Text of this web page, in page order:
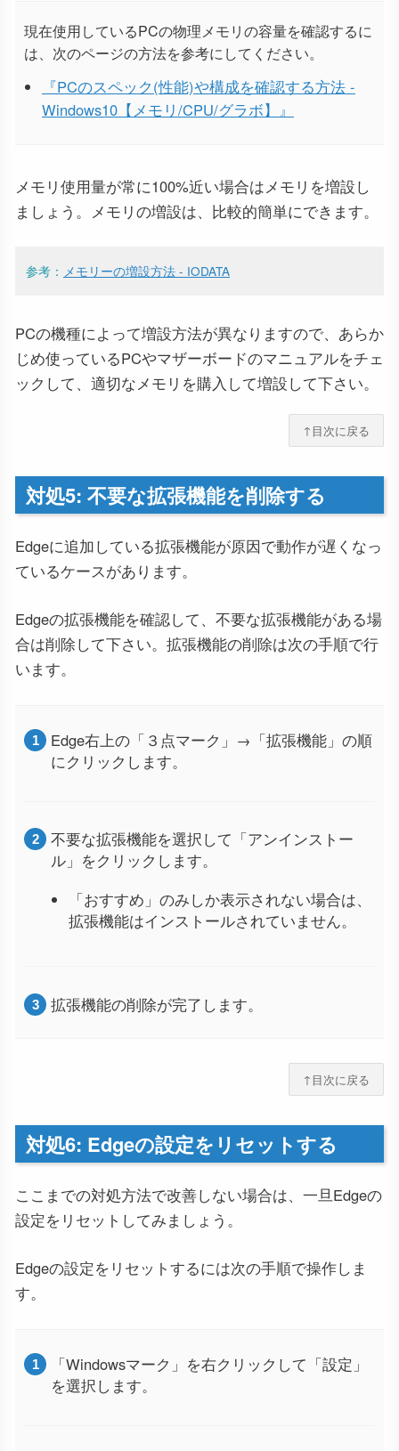
現在使用しているPCの物理メモリの容量を確認するに
は、次のページの方法を参考にしてください。
『PCのスペック(性能)や構成を確認する方法 -
Windows10【メモリ/CPU/グラボ】』
メモリ使用量が常に100%近い場合はメモリを増設し
ましょう。メモリの増設は、比較的簡単にできます。
参考： メモリーの増設方法 - IODATA
PCの機種によって増設方法が異なりますので、あらか
じめ使っているPCやマザーボードのマニュアルをチェ
ックして、適切なメモリを購入して増設して下さい。
↑目次に戻る
対処5: 不要な拡張機能を削除する
Edgeに追加している拡張機能が原因で動作が遅くなっ
ているケースがあります。
Edgeの拡張機能を確認して、不要な拡張機能がある場
合は削除して下さい。拡張機能の削除は次の手順で行
います。
Edge右上の「３点マーク」→「拡張機能」の順
にクリックします。
不要な拡張機能を選択して「アンインストー
ル」をクリックします。
「おすすめ」のみしか表示されない場合は、
拡張機能はインストールされていません。
拡張機能の削除が完了します。
↑目次に戻る
対処6: Edgeの設定をリセットする
ここまでの対処方法で改善しない場合は、一旦Edgeの
設定をリセットしてみましょう。
Edgeの設定をリセットするには次の手順で操作しま
す。
「Windowsマーク」を右クリックして「設定」
を選択します。